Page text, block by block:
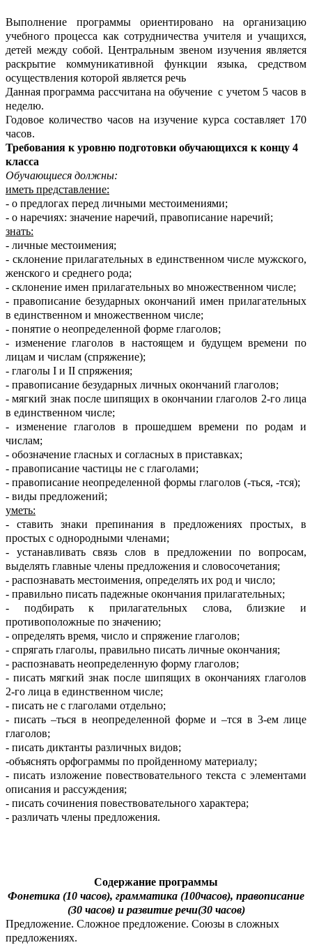
Выполнение программы ориентировано на организацию
учебного процесса как сотрудничества учителя и учащихся,
детей между собой. Центральным звеном изучения является
раскрытие коммуникативной функции языка, средством
осуществления которой является речь
Данная программа рассчитана на обучение с учетом 5 часов в
неделю.
Годовое количество часов на изучение курса составляет 170
часов.
Требования к уровню подготовки обучающихся к концу 4
класса
Обучающиеся должны:
иметь представление:
- о предлогах перед личными местоимениями;
- о наречиях: значение наречий, правописание наречий;
знать:
- личные местоимения;
- склонение прилагательных в единственном числе мужского,
женского и среднего рода;
- склонение имен прилагательных во множественном числе;
- правописание безударных окончаний имен прилагательных
в единственном и множественном числе;
- понятие о неопределенной форме глаголов;
- изменение глаголов в настоящем и будущем времени по
лицам и числам (спряжение);
- глаголы I и II спряжения;
- правописание безударных личных окончаний глаголов;
- мягкий знак после шипящих в окончании глаголов 2-го лица
в единственном числе;
- изменение глаголов в прошедшем времени по родам и
числам;
- обозначение гласных и согласных в приставках;
- правописание частицы не с глаголами;
- правописание неопределенной формы глаголов (-ться, -тся);
- виды предложений;
уметь:
- ставить знаки препинания в предложениях простых, в
простых с однородными членами;
- устанавливать связь слов в предложении по вопросам,
выделять главные члены предложения и словосочетания;
- распознавать местоимения, определять их род и число;
- правильно писать падежные окончания прилагательных;
- подбирать к прилагательных слова, близкие и
противоположные по значению;
- определять время, число и спряжение глаголов;
- спрягать глаголы, правильно писать личные окончания;
- распознавать неопределенную форму глаголов;
- писать мягкий знак после шипящих в окончаниях глаголов
2-го лица в единственном числе;
- писать не с глаголами отдельно;
- писать –ться в неопределенной форме и –тся в 3-ем лице
глаголов;
- писать диктанты различных видов;
-объяснять орфограммы по пройденному материалу;
- писать изложение повествовательного текста с элементами
описания и рассуждения;
- писать сочинения повествовательного характера;
- различать члены предложения.
Содержание программы
Фонетика (10 часов), грамматика (100часов), правописание
(30 часов) и развитие речи(30 часов)
Предложение. Сложное предложение. Союзы в сложных
предложениях.